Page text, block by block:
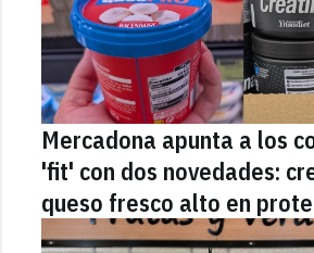
Mercadona apunta a los
'fit' con dos novedades:
queso fresco alto en